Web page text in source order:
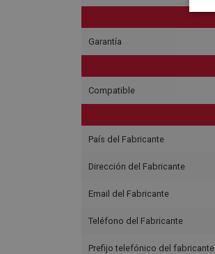
Garantía
Compatible
País del Fabricante
Dirección del Fabricante
Email del Fabricante
Teléfono del Fabricante
Prefijo telefónico del fabricante